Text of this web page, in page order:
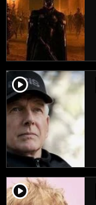
player2
player2